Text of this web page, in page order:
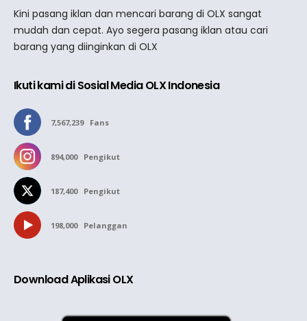
Kini pasang iklan dan mencari barang di OLX sangat
mudah dan cepat. Ayo segera pasang iklan atau cari
barang yang diinginkan di OLX
Ikuti kami di Sosial Media OLX Indonesia
7,567,239 Fans
894,000 Pengikut
187,400 Pengikut
198,000 Pelanggan
Download Aplikasi OLX